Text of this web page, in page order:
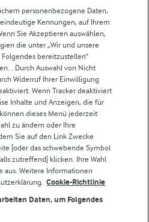
personenbezogene Daten,
Kennungen, auf Ihrem
Sie Akzeptieren auswählen,
die unter „Wir und unsere
bereitzustellen“
. Durch Auswahl von Nicht
Widerruf Ihrer Einwilligung
Wenn Tracker deaktiviert
Inhalte und Anzeigen, die für
dieses Menü jederzeit
zu ändern oder Ihre
Sie auf den Link Zwecke
[oder das schwebende Symbol
zutreffend] klicken. Ihre Wahl
aus. Weitere Informationen
Cookie-Richtlinie
Daten, um Folgendes